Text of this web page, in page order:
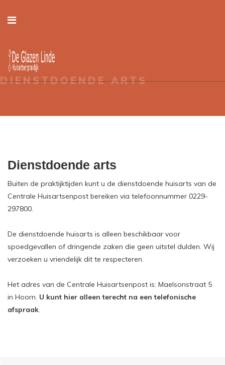
DIENSTDOENDE ARTS
Dienstdoende arts
Buiten de praktijktijden kunt u de dienstdoende huisarts van de
Centrale Huisartsenpost bereiken via telefoonnummer 0229-
297800.
De dienstdoende huisarts is alleen beschikbaar voor
spoedgevallen of dringende zaken die geen uitstel dulden. Wij
verzoeken u vriendelijk dit te respecteren.
Het adres van de Centrale Huisartsenpost is: Maelsonstraat 5
in Hoorn. U kunt hier alleen terecht na een telefonische
afspraak.